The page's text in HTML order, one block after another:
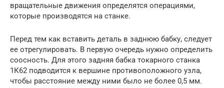
вращательные движения определятся операциями,
которые производятся на станке.
Перед тем как вставить деталь в заднюю бабку, следует
ее отрегулировать. В первую очередь нужно определить
соосность. Для этого задняя бабка токарного станка
1К62 подводится к вершине противоположного узла,
чтобы расстояние между ними было не более 0,5 мм.